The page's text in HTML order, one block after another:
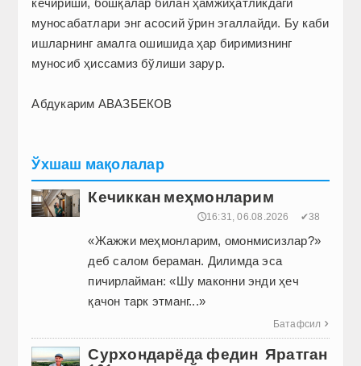
кечириши, бошқалар билан ҳамжиҳатликдаги
муносабатлари энг асосий ўрин эгаллайди. Бу каби
ишларнинг амалга ошишида ҳар биримизнинг
муносиб ҳиссамиз бўлиши зарур.
Абдукарим АВАЗБЕКОВ
Ўхшаш мақолалар
Кечиккан меҳмонларим
🕔16:31, 06.08.2026 ✔38
«Жажжи меҳмонларим, омонмисизлар?»
деб салом бераман. Дилимда эса
пичирлайман: «Шу маконни энди ҳеч
қачон тарк этманг...»
Батафсил 
Сурхондарёда федин Яратган